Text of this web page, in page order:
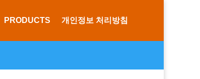
PRODUCTS 개인정보 처리방침